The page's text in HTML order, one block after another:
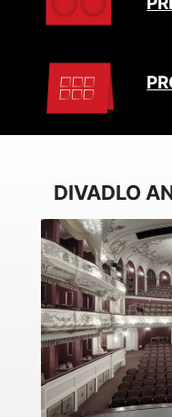
DIVADLO